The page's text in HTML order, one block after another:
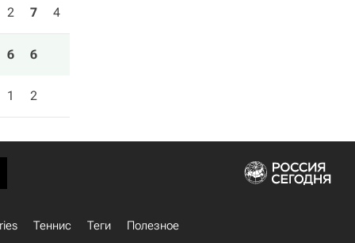
2 7 4
6 6
1 2
Теннис Теги Полезное